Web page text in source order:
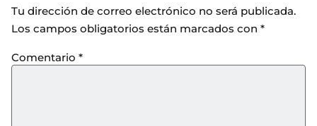
Tu dirección de correo electrónico no será publicada.
Los campos obligatorios están marcados con *
Comentario *